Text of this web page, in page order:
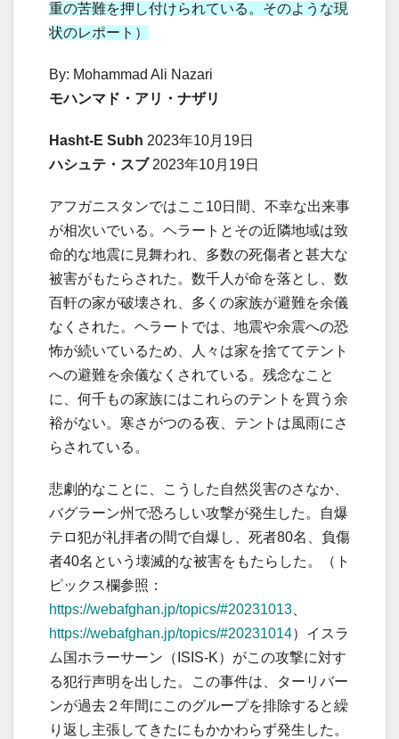
重の苦難を押し付けられている。そのような現
状のレポート）
By: Mohammad Ali Nazari
モハンマド・アリ・ナザリ
Hasht-E Subh 2023年10月19日
ハシュテ・スブ2023年10月19日
アフガニスタンではここ10日間、不幸な出来事
が相次いでいる。ヘラートとその近隣地域は致
命的な地震に見舞われ、多数の死傷者と甚大な
被害がもたらされた。数千人が命を落とし、数
百軒の家が破壊され、多くの家族が避難を余儀
なくされた。ヘラートでは、地震や余震への恐
怖が続いているため、人々は家を捨ててテント
への避難を余儀なくされている。残念なこと
に、何千もの家族にはこれらのテントを買う余
裕がない。寒さがつのる夜、テントは風雨にさ
らされている。
悲劇的なことに、こうした自然災害のさなか、
バグラーン州で恐ろしい攻撃が発生した。自爆
テロ犯が礼拝者の間で自爆し、死者80名、負傷
者40名という壊滅的な被害をもたらした。（ト
ピックス欄参照：
https://webafghan.jp/topics/#20231013
https://webafghan.jp/topics/#20231014）イスラ
ム国ホラーサーン（ISIS-K）がこの攻撃に対す
る犯行声明を出した。この事件は、ターリバー
ンが過去２年間にこのグループを排除すると繰
り返し主張してきたにもかかわらず発生した。